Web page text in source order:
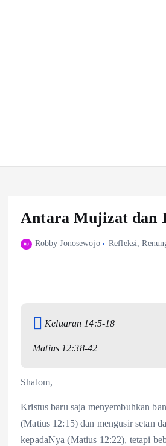
Antara Mujizat dan
Robby Jonosewojo Refleksi,
Keluaran 14:5-18
Matius 12:38-42
Shalom,
Kristus baru saja menyembuhkan
(Matius 12:15) dan mengusir setan
kepadaNya (Matius 12:22), tetapi